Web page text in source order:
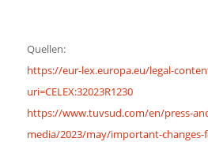
Quellen:
https://eur-lex.europa.eu/legal-
uri=CELEX:32023R1230
https://www.tuvsud.com/en/press-
media/2023/may/important-